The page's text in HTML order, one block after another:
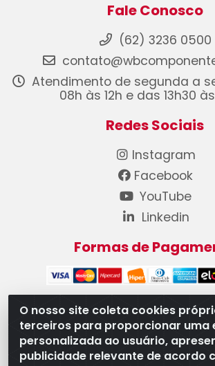
O nosso site coleta cookies
terceiros para proporcionar uma
personalizada ao usuário,
publicidade relevante de acordo
Fale Conosco
(62) 3236 0500
Atendimento de segunda a
08h às 12h e das 13h30
Redes Sociais
Instagram
Facebook
YouTube
Linkedin
Formas de
WB Componentes Automotivos
08.528.393/0001-12 - Rua do Níquel,
Oeste Industrial, Goiânia/GO -